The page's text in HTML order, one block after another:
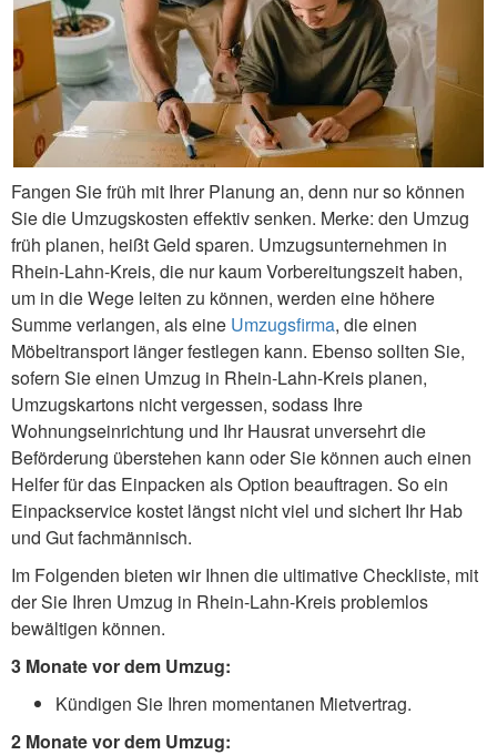
Fangen Sie früh mit Ihrer Planung an, denn nur so können
Sie die Umzugskosten effektiv senken. Merke: den Umzug
früh planen, heißt Geld sparen. Umzugsunternehmen in
Rhein-Lahn-Kreis, die nur kaum Vorbereitungszeit haben,
um in die Wege leiten zu können, werden eine höhere
Summe verlangen, als eine Umzugsfirma, die einen
Möbeltransport länger festlegen kann. Ebenso sollten Sie,
sofern Sie einen Umzug in Rhein-Lahn-Kreis planen,
Umzugskartons nicht vergessen, sodass Ihre
Wohnungseinrichtung und Ihr Hausrat unversehrt die
Beförderung überstehen kann oder Sie können auch einen
Helfer für das Einpacken als Option beauftragen. So ein
Einpackservice kostet längst nicht viel und sichert Ihr Hab
und Gut fachmännisch.
Im Folgenden bieten wir Ihnen die ultimative Checkliste, mit
der Sie Ihren Umzug in Rhein-Lahn-Kreis problemlos
bewältigen können.
3 Monate vor dem Umzug:
Kündigen Sie Ihren momentanen Mietvertrag.
2 Monate vor dem Umzug: